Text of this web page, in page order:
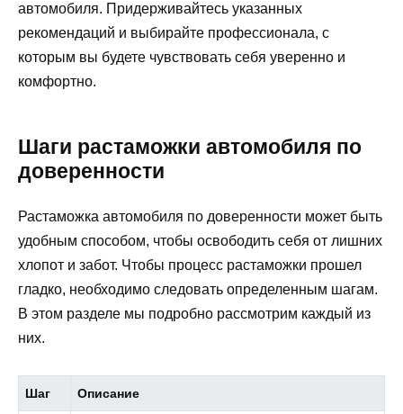
автомобиля. Придерживайтесь указанных
рекомендаций и выбирайте профессионала, с
которым вы будете чувствовать себя уверенно и
комфортно.
Шаги растаможки автомобиля по
доверенности
Растаможка автомобиля по доверенности может быть
удобным способом, чтобы освободить себя от лишних
хлопот и забот. Чтобы процесс растаможки прошел
гладко, необходимо следовать определенным шагам.
В этом разделе мы подробно рассмотрим каждый из
них.
Шаг Описание